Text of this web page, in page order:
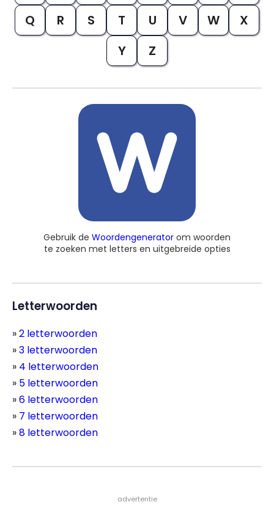
Q
R S T U V W
X
Y
Z
Gebruik de Woordengenerator om woorden
te zoeken met letters en uitgebreide opties
Letterwoorden
2 letterwoorden
3 letterwoorden
4 letterwoorden
5 letterwoorden
6 letterwoorden
7 letterwoorden
8 letterwoorden
- advertentie -